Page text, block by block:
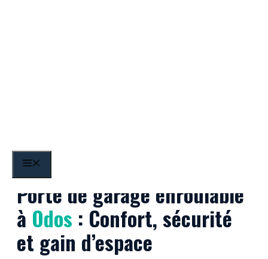
Porte de garage enroulable
à Odos : Confort, sécurité
et gain d’espace